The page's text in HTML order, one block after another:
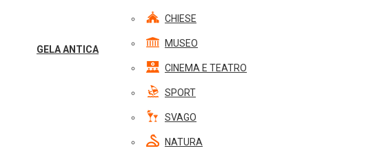
GELA ANTICA
CHIESE
MUSEO
CINEMA E TEATRO
SPORT
SVAGO
NATURA